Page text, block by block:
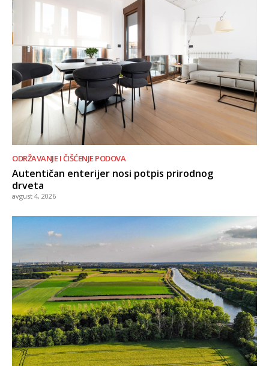
ODRŽAVANJE I ČIŠĆENJE PODOVA
Autentičan enterijer nosi potpis prirodnog
drveta
avgust 4, 2026